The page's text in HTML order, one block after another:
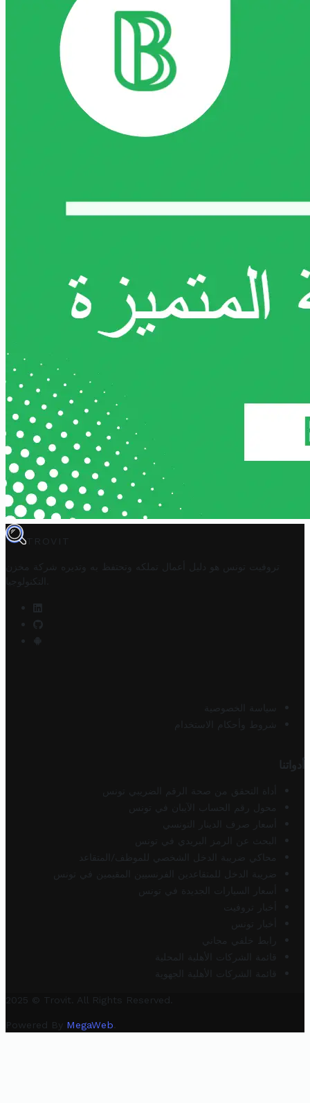
TROVIT
تروفيت تونس هو دليل أعمال تملكه وتحتفظ به وتديره
شركة مخزن
التكنولوجيا
سياسة الخصوصية
شروط وأحكام الاستخدام
أدواتنا
أداة التحقق من صحة الرقم الضريبي تونس
محول رقم الحساب الآيبان في تونس
أسعار صرف الدينار التونسي
البحث عن الرمز البريدي في تونس
محاكي ضريبة الدخل الشخصي للموظف/المتقاعد
ضريبة الدخل للمتقاعدين الفرنسيين المقيمين في تونس
أسعار السيارات الجديدة في تونس
أخبار تروفيت
أخبار تونس
رابط خلفي مجاني
قائمة الشركات الأهلية المحلية
قائمة الشركات الأهلية الجهوية
2025 © Trovit. All Rights Reserved.
Powered By MegaWeb